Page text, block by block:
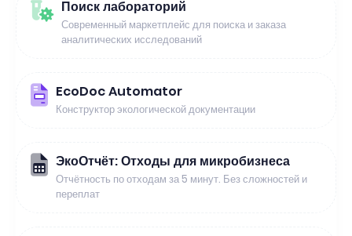
Поиск лабораторий
Современный маркетплейс для поиска и заказа
аналитических исследований
EcoDoc Automator
Конструктор экологической документации
ЭкоОтчёт: Отходы для микробизнеса
Отчётность по отходам за 5 минут. Без сложностей и
переплат